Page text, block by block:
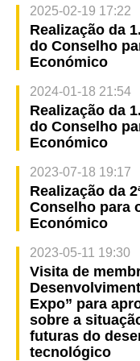
2025-02-19 17:22
Realização da
do Conselho
Económico
2024-01-18 21:54
Realização da
do Conselho
Económico
2023-07-18 19:17
Realização da
Conselho para
Económico
2023-05-11 19:30
Visita de
Expo” para
sobre a
futuras do
tecnológico